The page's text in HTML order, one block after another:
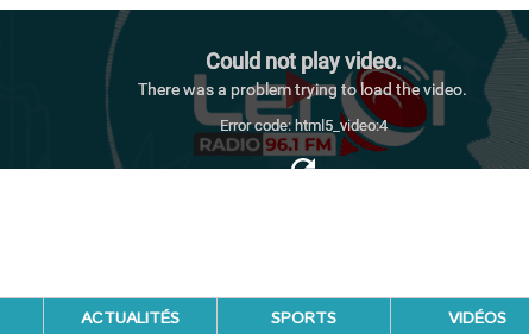
ACTUALITÉS SPORTS VIDÉOS